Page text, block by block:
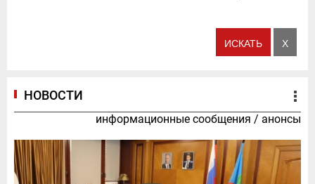
НОВОСТИ
информационные сообщения / анонсы